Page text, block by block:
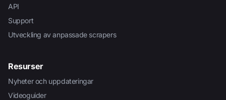
API
Support
Utveckling av anpassade scrapers
Resurser
Nyheter och uppdateringar
Videoguider